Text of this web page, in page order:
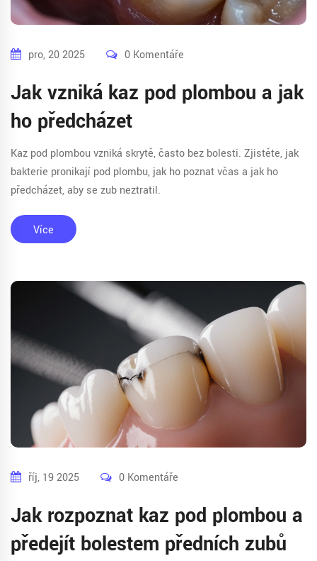
pro, 20 2025 0 Komentáře
Jak vzniká kaz pod plombou a jak
ho předcházet
Kaz pod plombou vzniká skrytě, často bez bolesti. Zjistěte, jak
bakterie pronikají pod plombu, jak ho poznat včas a jak ho
předcházet, aby se zub neztratil.
Více
říj, 19 2025 0 Komentáře
Jak rozpoznat kaz pod plombou a
předejít bolestem předních zubů